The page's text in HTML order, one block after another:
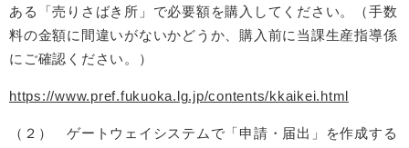
ある「売りさばき所」で必要額を購入してください。（手数
料の金額に間違いがないかどうか、購入前に当課生産指導係
にご確認ください。）
https://www.pref.fukuoka.lg.jp/contents/kkaikei.html
（２） ゲートウェイシステムで「申請・届出」を作成する